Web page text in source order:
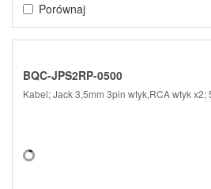
Porównaj
BQC-JPS2RP-0500
Kabel; Jack 3,5mm 3pin wtyk,RCA wtyk x2;